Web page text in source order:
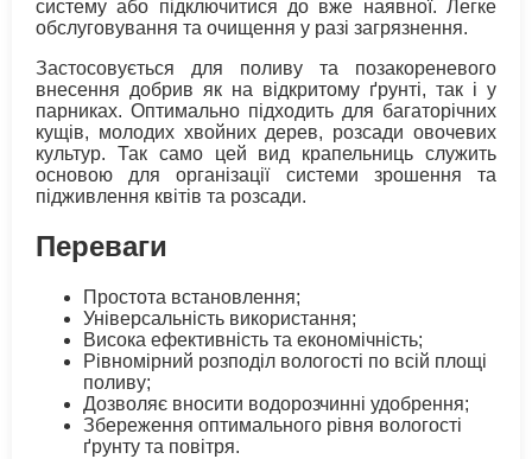
систему або підключитися до вже наявної. Легке
обслуговування та очищення у разі загрязнення.
Застосовується для поливу та позакореневого
внесення добрив як на відкритому ґрунті, так і у
парниках. Оптимально підходить для багаторічних
кущів, молодих хвойних дерев, розсади овочевих
культур. Так само цей вид крапельниць служить
основою для організації системи зрошення та
підживлення квітів та розсади.
Переваги
Простота встановлення;
Універсальність використання;
Висока ефективність та економічність;
Рівномірний розподіл вологості по всій площі
поливу;
Дозволяє вносити водорозчинні удобрення;
Збереження оптимального рівня вологості
ґрунту та повітря.